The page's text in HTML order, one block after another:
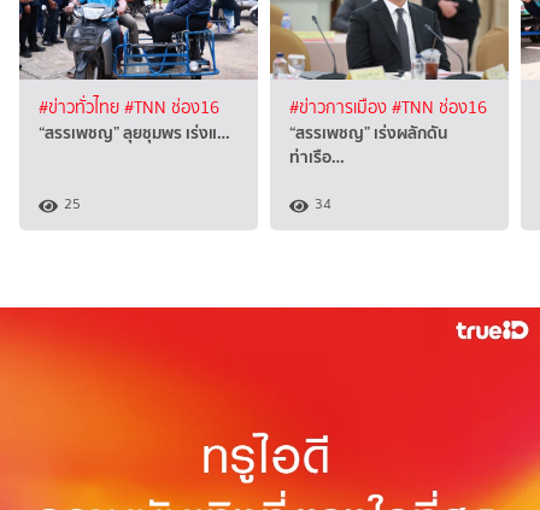
#ข่าวทั่วไทย#TNN ช่อง16
“สรรเพชญ” ลุยชุมพร เร่งแ…
25
#ข่าวการเมือง#TNN ช่อง16
“สรรเพชญ” เร่งผลักดัน
ท่าเรือ…
34